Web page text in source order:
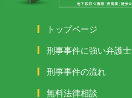
トップページ
刑事事件に強い弁護士
刑事事件の流れ
無料法律相談